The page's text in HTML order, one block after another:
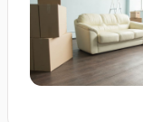
茁壯園、傑出幼
廣協會、Lasco
中心、………等客
十年的合作關係，值